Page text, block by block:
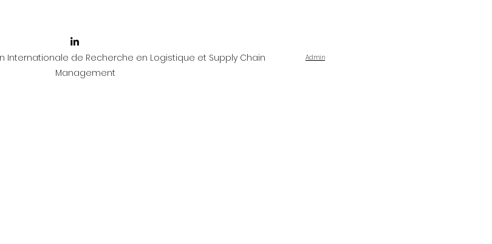
Internationale de Recherche en Logistique et Supply Chain
Management
Admin